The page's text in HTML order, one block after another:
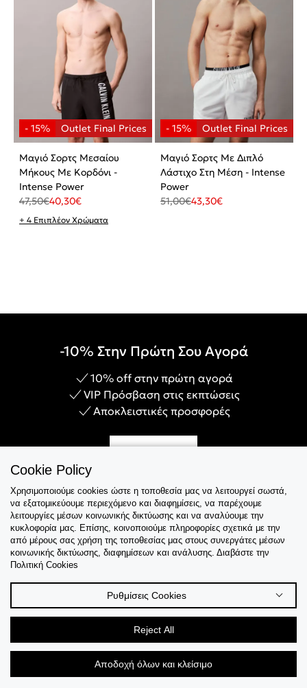
Μαγιό Σορτς Μεσαίου
Μήκους Με Κορδόνι -
Intense Power
47,50€40,30€
+ 4 Επιπλέον Χρώματα
Μαγιό Σορτς Με Διπλό
Λάστιχο Στη Μέση - Intense
Power
51,00€43,30€
-10% Στην Πρώτη Σου Αγορά
10% off στην πρώτη αγορά
VIP Πρόσβαση στις εκπτώσεις
Αποκλειστικές προσφορές
Εξυπηρέτηση
Collections
Cookie Policy
Χρησιμοποιούμε cookies ώστε η τοποθεσία μας να λειτουργεί σωστά,
να εξατομικεύουμε περιεχόμενο και διαφημίσεις, να παρέχουμε
λειτουργίες μέσων κοινωνικής δικτύωσης και να αναλύουμε την
κυκλοφορία μας. Επίσης, κοινοποιούμε πληροφορίες σχετικά με την
από μέρους σας χρήση της τοποθεσίας μας στους συνεργάτες μέσων
κοινωνικής δικτύωσης, διαφημίσεων και ανάλυσης. Διαβάστε την
Πολιτική Cookies
Ρυθμίσεις Cookies
Reject All
Αποδοχή όλων και κλείσιμο